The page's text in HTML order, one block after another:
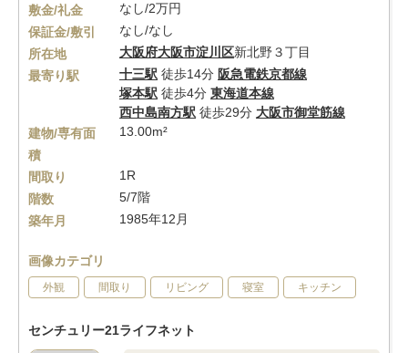
敷金/礼金
なし/2万円
保証金/敷引
なし/なし
所在地
大阪府大阪市淀川区新北野３丁目
最寄り駅
十三駅 徒歩14分 阪急電鉄京都線
塚本駅 徒歩4分 東海道本線
西中島南方駅 徒歩29分 大阪市御堂筋線
建物/専有面
積
13.00m²
間取り
1R
階数
5/7階
築年月
1985年12月
画像カテゴリ
外観 間取り リビング 寝室 キッチン
センチュリー21ライフネット